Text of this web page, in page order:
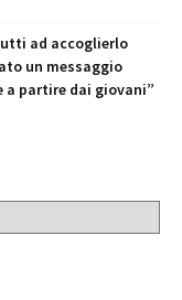
ad accoglierlo
un messaggio
a partire dai giovani”